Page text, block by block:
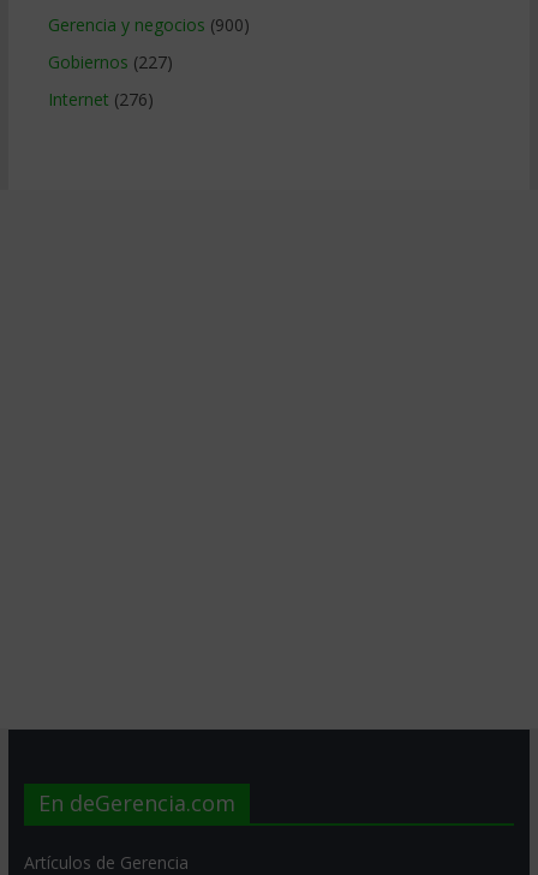
Gerencia y negocios (900)
Gobiernos (227)
Internet (276)
En deGerencia.com
Artículos de Gerencia